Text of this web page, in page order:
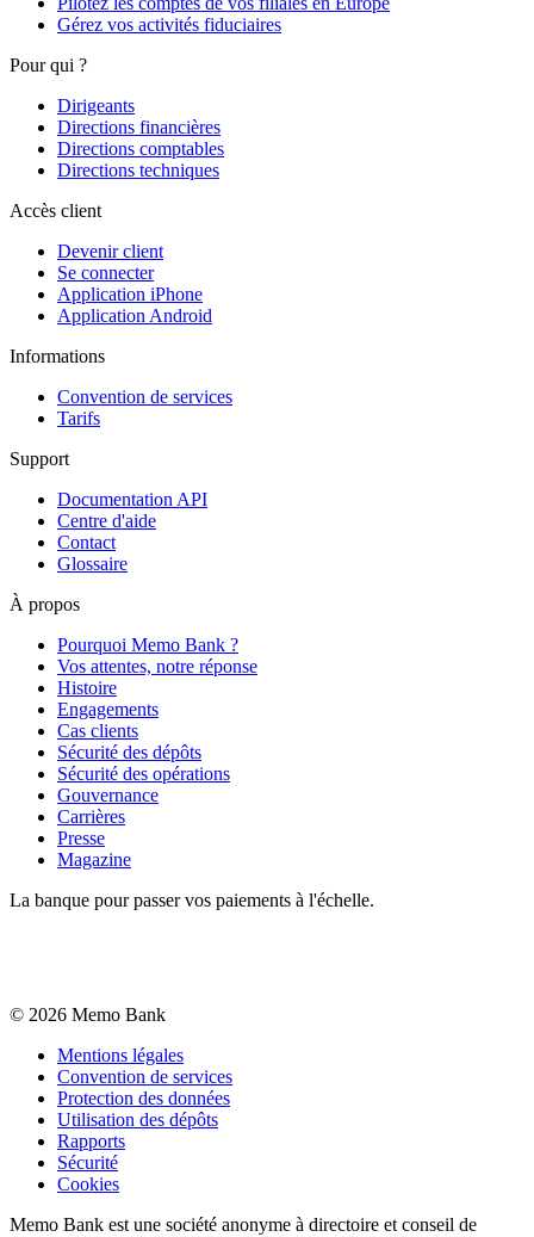
Gérez vos activités fiduciaires
Pour qui ?
Dirigeants
Directions financières
Directions comptables
Directions techniques
Accès client
Devenir client
Se connecter
Application iPhone
Application Android
Informations
Convention de services
Tarifs
Support
Documentation API
Centre d'aide
Contact
Glossaire
À propos
Pourquoi Memo Bank ?
Vos attentes, notre réponse
Histoire
Engagements
Cas clients
Sécurité des dépôts
Sécurité des opérations
Gouvernance
Carrières
Presse
Magazine
La banque pour passer vos paiements à l'échelle.
© 2026 Memo Bank
Mentions légales
Convention de services
Protection des données
Utilisation des dépôts
Rapports
Sécurité
Cookies
Memo Bank est une société anonyme à directoire et conseil de